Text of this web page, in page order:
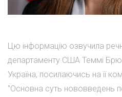
Цю інформацію озвучила
департаменту США Теммі
Україна, посилаючись на її
"Основна суть нововведень